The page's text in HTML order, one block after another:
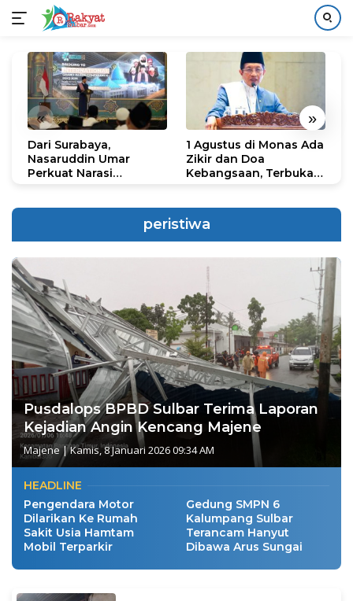
konten
« »
Dari Surabaya,
Nasaruddin Umar
Perkuat Narasi
1 Agustus di Monas Ada
Zikir dan Doa
Kebangsaan, Terbuka
peristiwa
Pusdalops BPBD Sulbar Terima Laporan
Kejadian Angin Kencang Majene
Majene|Kamis, 8 Januari 2026 09:34 AM
HEADLINE
Pengendara Motor
Dilarikan Ke Rumah
Sakit Usia Hamtam
Mobil Terparkir
Gedung SMPN 6
Kalumpang Sulbar
Terancam Hanyut
Dibawa Arus Sungai